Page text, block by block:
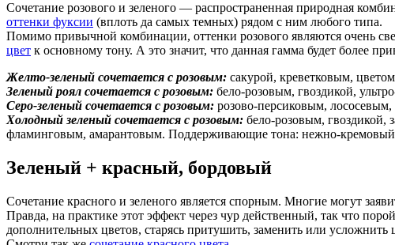
Сочетание розового и зеленого — распространенная природная
оттенки фуксии (вплоть да самых темных) рядом с ним любого типа.
Помимо привычной комбинации, оттенки розового являются очень
цвет к основному тону. А это значит, что данная гамма будет более
Желто-зеленый сочетается с розовым: сакурой, креветковым,
Зеленый роял сочетается с розовым: бело-розовым, гвоздикой,
Серо-зеленый сочетается с розовым: розово-персиковым,
Холодный зеленый сочетается с розовым: бело-розовым, гвоздикой,
фламинговым, амарантовым. Поддерживающие тона: нежно-
Зеленый + красный, бордовый
Сочетание красного и зеленого является спорным. Многие могут
Правда, на практике этот эффект через чур действенный, так что
дополнительных цветов, старясь притушить, заменить или усложнить